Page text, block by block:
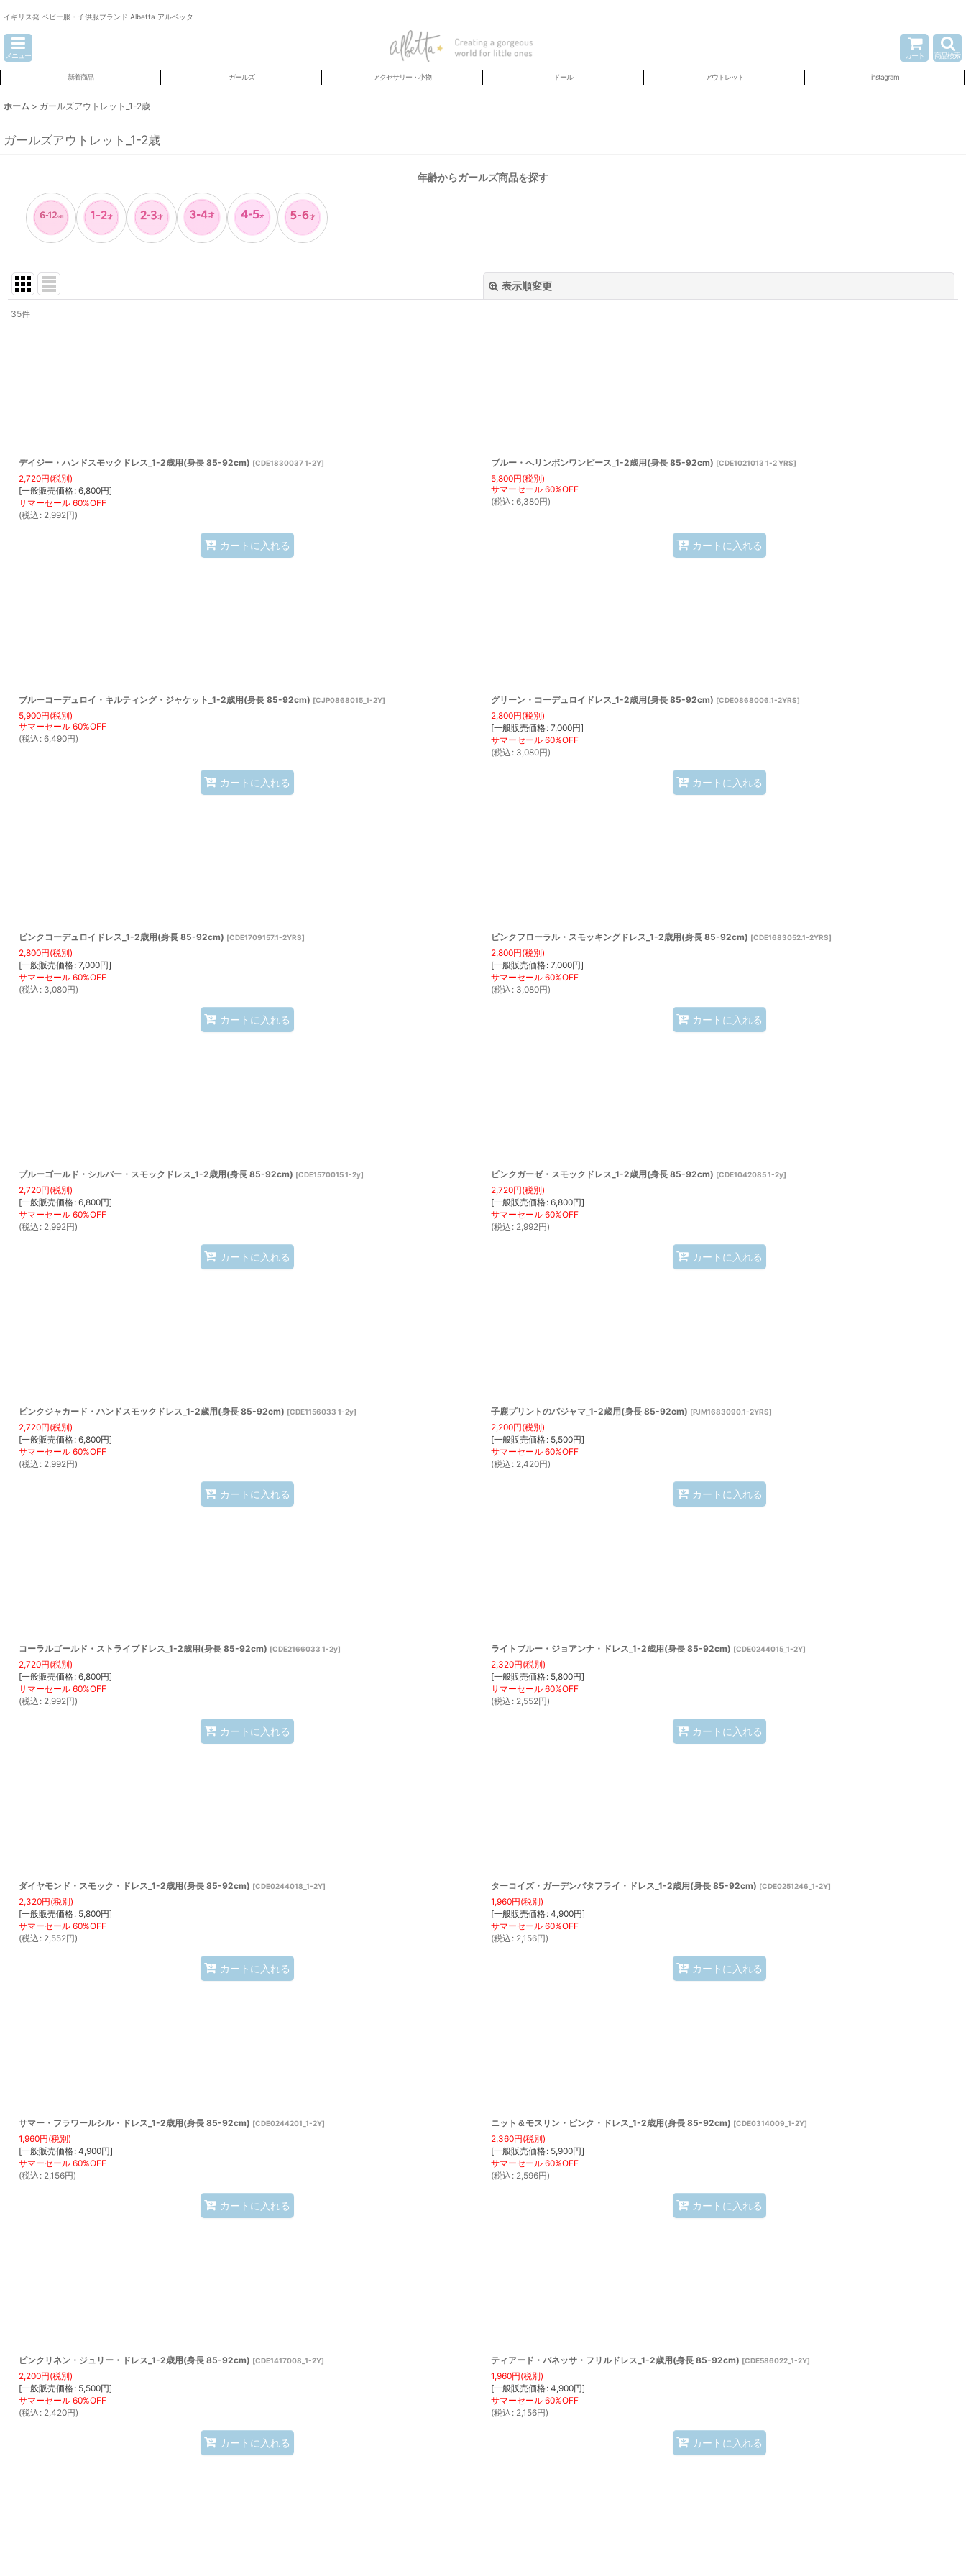
イギリス発 ベビー服・子供服ブランド Albetta アルベッタ
メニュー カート 商品検索
新着商品 ガールズ アクセサリー・小物 ドール アウトレット instagram
ホーム > ガールズアウトレット_1-2歳
ガールズアウトレット_1-2歳
年齢からガールズ商品を探す
表示順変更
35件
デイジー・ハンドスモックドレス_1-2歳用(身長 85-92cm) [CDE1830037 1-2Y]
2,720円(税別)
[一般販売価格: 6,800円]
(税込 : 2,992円)
カートに入れる
ブルー・へリンボンワンピース_1-2歳用(身長 85-92cm) [CDE1021013 1-2 YRS]
5,800円(税別)
(税込 : 6,380円)
カートに入れる
ブルーコーデュロイ・キルティング・ジャケット_1-2歳用(身長 85-92cm) [CJP0868015_1-2Y]
5,900円(税別)
(税込 : 6,490円)
カートに入れる
グリーン・コーデュロイドレス_1-2歳用(身長 85-92cm) [CDE0868006.1-2YRS]
2,800円(税別)
[一般販売価格: 7,000円]
(税込 : 3,080円)
カートに入れる
ピンクコーデュロイドレス_1-2歳用(身長 85-92cm) [CDE1709157.1-2YRS]
2,800円(税別)
[一般販売価格: 7,000円]
(税込 : 3,080円)
カートに入れる
ピンクフローラル・スモッキングドレス_1-2歳用(身長 85-92cm) [CDE1683052.1-2YRS]
2,800円(税別)
[一般販売価格: 7,000円]
(税込 : 3,080円)
カートに入れる
ブルーゴールド・シルバー・スモックドレス_1-2歳用(身長 85-92cm) [CDE1570015 1-2y]
2,720円(税別)
[一般販売価格: 6,800円]
(税込 : 2,992円)
カートに入れる
ピンクガーゼ・スモックドレス_1-2歳用(身長 85-92cm) [CDE1042085 1-2y]
2,720円(税別)
[一般販売価格: 6,800円]
(税込 : 2,992円)
カートに入れる
ピンクジャカード・ハンドスモックドレス_1-2歳用(身長 85-92cm) [CDE1156033 1-2y]
2,720円(税別)
[一般販売価格: 6,800円]
(税込 : 2,992円)
カートに入れる
子鹿プリントのパジャマ_1-2歳用(身長 85-92cm) [PJM1683090.1-2YRS]
2,200円(税別)
[一般販売価格: 5,500円]
(税込 : 2,420円)
カートに入れる
コーラルゴールド・ストライプドレス_1-2歳用(身長 85-92cm) [CDE2166033 1-2y]
2,720円(税別)
[一般販売価格: 6,800円]
(税込 : 2,992円)
カートに入れる
ライトブルー・ジョアンナ・ドレス_1-2歳用(身長 85-92cm) [CDE0244015_1-2Y]
2,320円(税別)
[一般販売価格: 5,800円]
(税込 : 2,552円)
カートに入れる
ダイヤモンド・スモック・ドレス_1-2歳用(身長 85-92cm) [CDE0244018_1-2Y]
2,320円(税別)
[一般販売価格: 5,800円]
(税込 : 2,552円)
カートに入れる
ターコイズ・ガーデンバタフライ・ドレス_1-2歳用(身長 85-92cm) [CDE0251246_1-2Y]
1,960円(税別)
[一般販売価格: 4,900円]
(税込 : 2,156円)
カートに入れる
サマー・フラワールシル・ドレス_1-2歳用(身長 85-92cm) [CDE0244201_1-2Y]
1,960円(税別)
[一般販売価格: 4,900円]
(税込 : 2,156円)
カートに入れる
ニット＆モスリン・ピンク・ドレス_1-2歳用(身長 85-92cm) [CDE0314009_1-2Y]
2,360円(税別)
[一般販売価格: 5,900円]
(税込 : 2,596円)
カートに入れる
ピンクリネン・ジュリー・ドレス_1-2歳用(身長 85-92cm) [CDE1417008_1-2Y]
2,200円(税別)
[一般販売価格: 5,500円]
(税込 : 2,420円)
カートに入れる
ティアード・バネッサ・フリルドレス_1-2歳用(身長 85-92cm) [CDE586022_1-2Y]
1,960円(税別)
[一般販売価格: 4,900円]
(税込 : 2,156円)
カートに入れる